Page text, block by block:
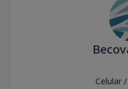
Celular